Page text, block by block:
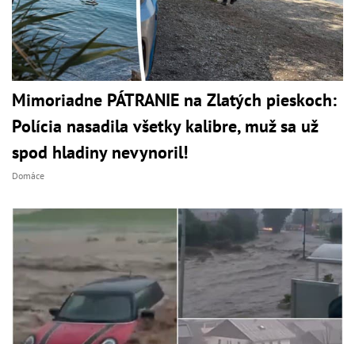
Mimoriadne PÁTRANIE na Zlatých pieskoch:
Polícia nasadila všetky kalibre, muž sa už
spod hladiny nevynoril!
Domáce